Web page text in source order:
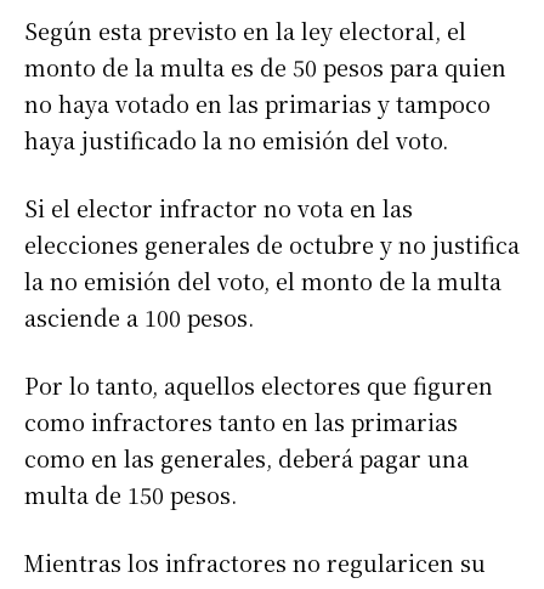
Según esta previsto en la ley electoral, el
monto de la multa es de 50 pesos para quien
no haya votado en las primarias y tampoco
haya justificado la no emisión del voto.
Si el elector infractor no vota en las
elecciones generales de octubre y no justifica
la no emisión del voto, el monto de la multa
asciende a 100 pesos.
Por lo tanto, aquellos electores que figuren
como infractores tanto en las primarias
como en las generales, deberá pagar una
multa de 150 pesos.
Mientras los infractores no regularicen su